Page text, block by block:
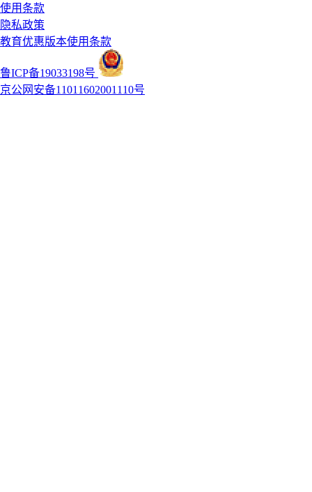
使用条款
隐私政策
教育优惠版本使用条款
鲁ICP备19033198号
京公网安备11011602001110号